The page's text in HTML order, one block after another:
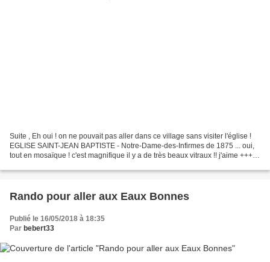
Suite , Eh oui ! on ne pouvait pas aller dans ce village sans visiter l'église !
EGLISE SAINT-JEAN BAPTISTE - Notre-Dame-des-Infirmes de 1875 ... oui,
tout en mosaïque ! c'est magnifique il y a de très beaux vitraux !! j'aime +++ ...
Rando pour aller aux Eaux Bonnes
Publié le 16/05/2018 à 18:35
Par bebert33